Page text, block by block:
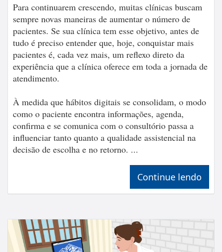
Para continuarem crescendo, muitas clínicas buscam
sempre novas maneiras de aumentar o número de
pacientes. Se sua clínica tem esse objetivo, antes de
tudo é preciso entender que, hoje, conquistar mais
pacientes é, cada vez mais, um reflexo direto da
experiência que a clínica oferece em toda a jornada de
atendimento.
À medida que hábitos digitais se consolidam, o modo
como o paciente encontra informações, agenda,
confirma e se comunica com o consultório passa a
influenciar tanto quanto a qualidade assistencial na
decisão de escolha e no retorno. ...
Continue lendo